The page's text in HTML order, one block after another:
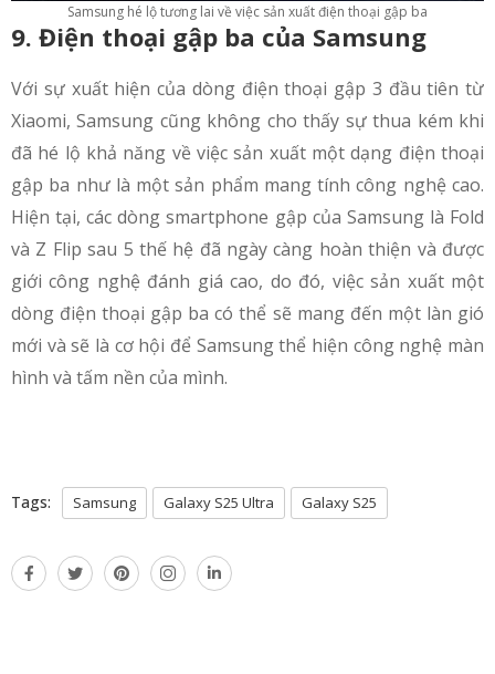
Samsung hé lộ tương lai về việc sản xuất điện thoại gập ba
9. Điện thoại gập ba của Samsung
Với sự xuất hiện của dòng điện thoại gập 3 đầu tiên từ
Xiaomi, Samsung cũng không cho thấy sự thua kém khi
đã hé lộ khả năng về việc sản xuất một dạng điện thoại
gập ba như là một sản phẩm mang tính công nghệ cao.
Hiện tại, các dòng smartphone gập của Samsung là Fold
và Z Flip sau 5 thế hệ đã ngày càng hoàn thiện và được
giới công nghệ đánh giá cao, do đó, việc sản xuất một
dòng điện thoại gập ba có thể sẽ mang đến một làn gió
mới và sẽ là cơ hội để Samsung thể hiện công nghệ màn
hình và tấm nền của mình.
Tags: Samsung Galaxy S25 Ultra Galaxy S25